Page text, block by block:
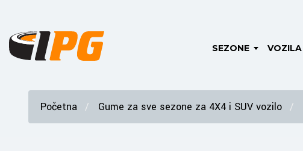
SEZONE VOZILA
Početna Gume za sve sezone za 4X4 i SUV vozilo